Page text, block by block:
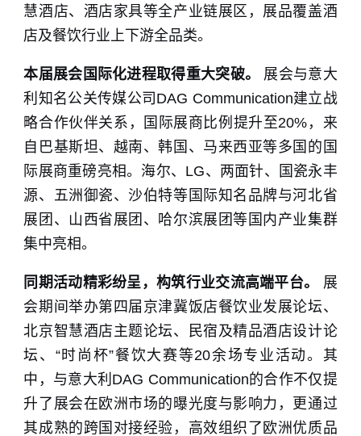
慧酒店、酒店家具等全产业链展区，展品覆盖酒
店及餐饮行业上下游全品类。
本届展会国际化进程取得重大突破。
展会与意大
利知名公关传媒公司DAG Communication建立战
略合作伙伴关系，国际展商比例提升至20%，来
自巴基斯坦、越南、韩国、马来西亚等多国的国
际展商重磅亮相。海尔、LG、两面针、国瓷永丰
源、五洲御瓷、沙伯特等国际知名品牌与河北省
展团、山西省展团、哈尔滨展团等国内产业集群
集中亮相。
同期活动精彩纷呈，构筑行业交流高端平台。
展
会期间举办第四届京津冀饭店餐饮业发展论坛、
北京智慧酒店主题论坛、民宿及精品酒店设计论
坛、“时尚杯”餐饮大赛等20余场专业活动。其
中，与意大利DAG Communication的合作不仅提
升了展会在欧洲市场的曝光度与影响力，更通过
其成熟的跨国对接经验，高效组织了欧洲优质品